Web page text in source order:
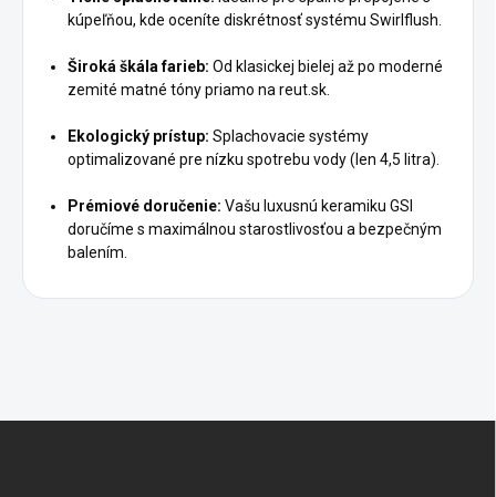
kúpeľňou, kde oceníte diskrétnosť systému Swirlflush.
Široká škála farieb: Od klasickej bielej až po moderné
zemité matné tóny priamo na reut.sk.
Ekologický prístup: Splachovacie systémy
optimalizované pre nízku spotrebu vody (len 4,5 litra).
Prémiové doručenie: Vašu luxusnú keramiku GSI
doručíme s maximálnou starostlivosťou a bezpečným
balením.